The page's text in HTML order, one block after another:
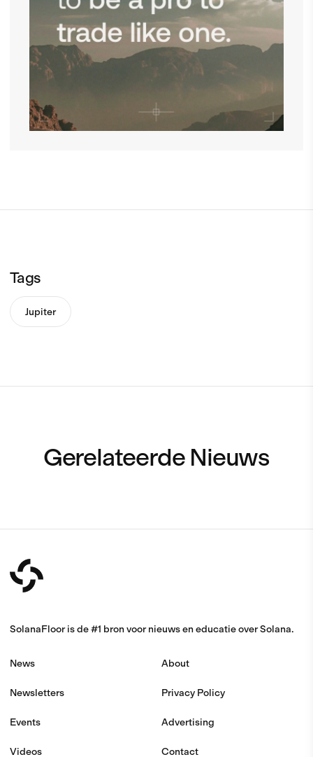
Tags
Jupiter
Gerelateerde Nieuws
SolanaFloor is de #1 bron voor nieuws en educatie over Solana.
News
Newsletters
Events
Videos
About
Privacy Policy
Advertising
Contact